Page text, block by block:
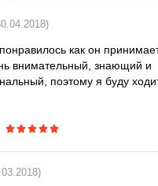
как он
внимательный, знающий и
поэтому я буду